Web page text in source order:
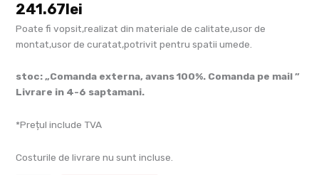
241.67 lei
Poate fi vopsit,realizat din materiale de calitate,usor de
montat,usor de curatat,potrivit pentru spatii umede.
stoc: „Comanda externa, avans 100%. Comanda pe mail ”
Livrare in 4-6 saptamani.
*Prețul include TVA
Costurile de livrare nu sunt incluse.